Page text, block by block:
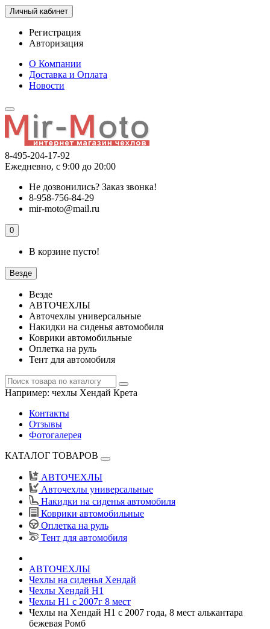
Личный кабинет
Регистрация
Авторизация
О Компании
Доставка и Оплата
Новости
8-495-204-17-92
Ежедневно, с 9:00 до 20:00
Не дозвонились? Заказ звонка!
8-958-756-84-29
mir-moto@mail.ru
0
В корзине пусто!
Везде
Везде
АВТОЧЕХЛЫ
Авточехлы универсальные
Накидки на сиденья автомобиля
Коврики автомобильные
Оплетка на руль
Тент для автомобиля
Например: чехлы Хендай Крета
Контакты
Отзывы
Фотогалерея
КАТАЛОГ ТОВАРОВ
АВТОЧЕХЛЫ
Авточехлы универсальные
Накидки на сиденья автомобиля
Коврики автомобильные
Оплетка на руль
Тент для автомобиля
АВТОЧЕХЛЫ
Чехлы на сиденья Хендай
Чехлы Хендай Н1
Чехлы Н1 с 2007г 8 мест
Чехлы на Хендай Н1 с 2007 года, 8 мест алькантара
бежевая Ромб